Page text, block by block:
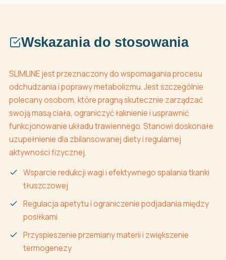
Wskazania do stosowania
SLIMLINE jest przeznaczony do wspomagania procesu
odchudzania i poprawy metabolizmu. Jest szczególnie
polecany osobom, które pragną skutecznie zarządzać
swoją masą ciała, ograniczyć łaknienie i usprawnić
funkcjonowanie układu trawiennego. Stanowi doskonałe
uzupełnienie dla zbilansowanej diety i regularnej
aktywności fizycznej.
Wsparcie redukcji wagi i efektywnego spalania tkanki
tłuszczowej
Regulacja apetytu i ograniczenie podjadania między
posiłkami
Przyspieszenie przemiany materii i zwiększenie
termogenezy